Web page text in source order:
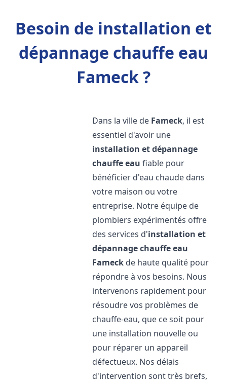
Besoin de installation et
dépannage chauffe eau
Fameck ?
Dans la ville de Fameck, il est
essentiel d'avoir une
installation et dépannage
chauffe eau fiable pour
bénéficier d'eau chaude dans
votre maison ou votre
entreprise. Notre équipe de
plombiers expérimentés offre
des services d'installation et
dépannage chauffe eau
Fameck de haute qualité pour
répondre à vos besoins. Nous
intervenons rapidement pour
résoudre vos problèmes de
chauffe-eau, que ce soit pour
une installation nouvelle ou
pour réparer un appareil
défectueux. Nos délais
d'intervention sont très brefs,